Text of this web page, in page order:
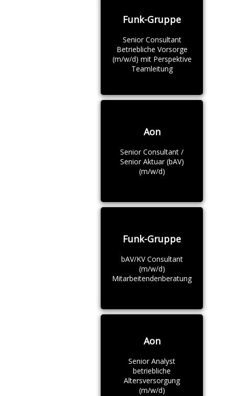
Funk-Gruppe
Senior Consultant
Betriebliche Vorsorge
(m/w/d) mit Perspektive
Teamleitung
Aon
Senior Consultant /
Senior Aktuar (bAV)
(m/w/d)
Funk-Gruppe
bAV/KV Consultant
(m/w/d)
Mitarbeitendenberatung
Aon
Senior Analyst
betriebliche
Altersversorgung
(m/w/d)